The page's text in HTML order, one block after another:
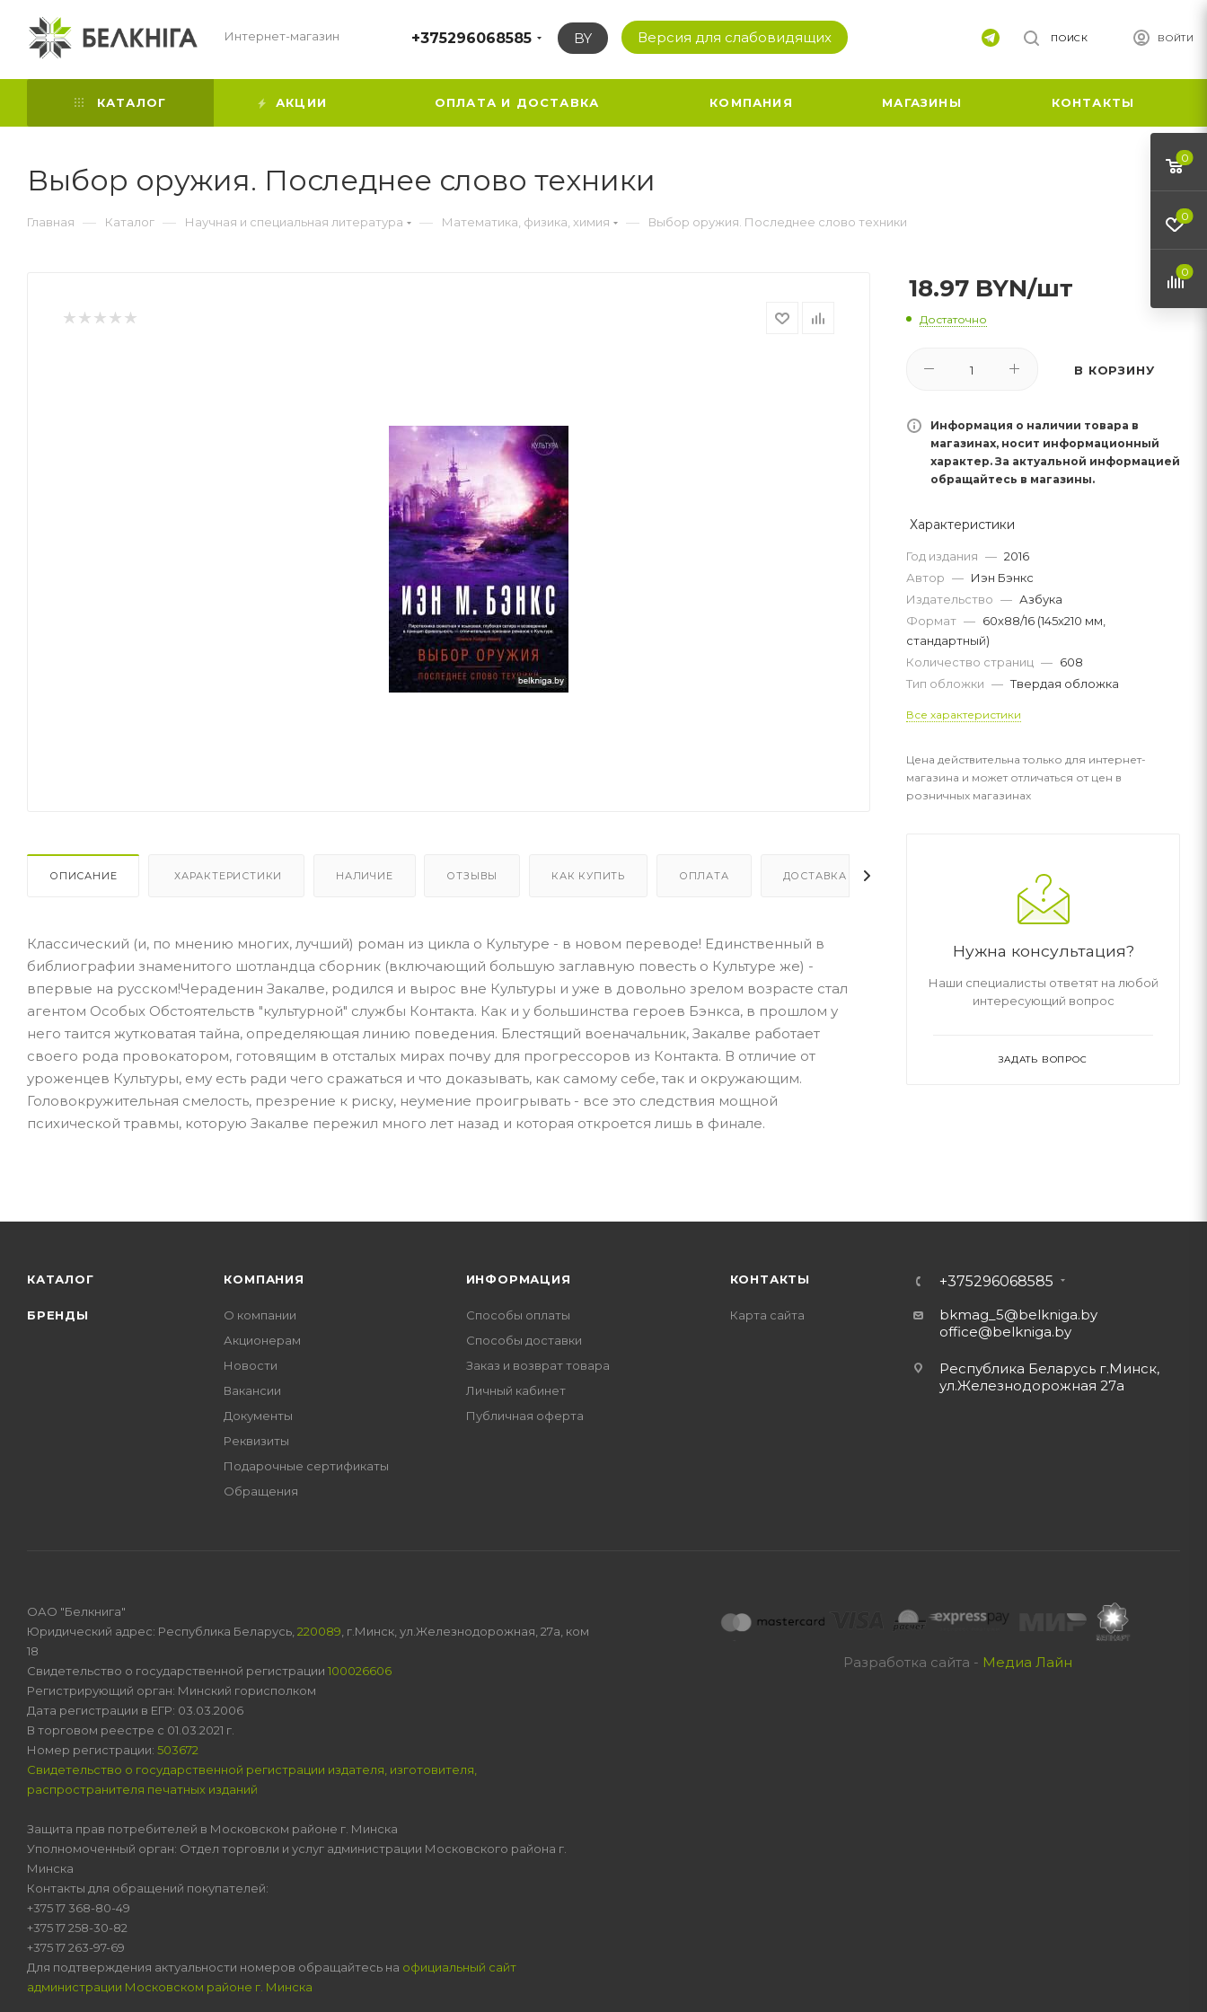
Интернет-магазин +375296068585 BY Версия для слабовидящих ВОЙТИ
ПОИСК
КАТАЛОГ АКЦИИ ОПЛАТА И ДОСТАВКА КОМПАНИЯ МАГАЗИНЫ КОНТАКТЫ
Выбор оружия. Последнее слово техники
Главная — Каталог — Научная и специальная литература — Математика, физика, химия — Выбор оружия. Последнее слово техники
ОПИСАНИЕ ХАРАКТЕРИСТИКИ НАЛИЧИЕ ОТЗЫВЫ КАК КУПИТЬ ОПЛАТА ДОСТАВКА
Классический (и, по мнению многих, лучший) роман из цикла о Культуре - в новом переводе! Единственный в
библиографии знаменитого шотландца сборник (включающий большую заглавную повесть о Культуре же) -
впервые на русском!Чераденин Закалве, родился и вырос вне Культуры и уже в довольно зрелом возрасте стал
агентом Особых Обстоятельств "культурной" службы Контакта. Как и у большинства героев Бэнкса, в прошлом у
него таится жутковатая тайна, определяющая линию поведения. Блестящий военачальник, Закалве работает
своего рода провокатором, готовящим в отсталых мирах почву для прогрессоров из Контакта. В отличие от
уроженцев Культуры, ему есть ради чего сражаться и что доказывать, как самому себе, так и окружающим.
Головокружительная смелость, презрение к риску, неумение проигрывать - все это следствия мощной
психической травмы, которую Закалве пережил много лет назад и которая откроется лишь в финале.
18.97 BYN/шт
Достаточно
В КОРЗИНУ
Информация о наличии товара в
магазинах, носит информационный
характер. За актуальной информацией
обращайтесь в магазины.
Характеристики
Год издания — 2016
Автор — Иэн Бэнкс
Издательство — Азбука
Формат — 60x88/16 (145x210 мм,
стандартный)
Количество страниц — 608
Тип обложки — Твердая обложка
Все характеристики
Цена действительна только для интернет-
магазина и может отличаться от цен в
розничных магазинах
Нужна консультация?
Наши специалисты ответят на любой
интересующий вопрос
ЗАДАТЬ ВОПРОС
КАТАЛОГ
БРЕНДЫ
КОМПАНИЯ
О компании
Акционерам
Новости
Вакансии
Документы
Реквизиты
Подарочные сертификаты
Обращения
ИНФОРМАЦИЯ
Способы оплаты
Способы доставки
Заказ и возврат товара
Личный кабинет
Публичная оферта
КОНТАКТЫ
Карта сайта
+375296068585
bkmag_5@belkniga.by
office@belkniga.by
Республика Беларусь г.Минск,
ул.Железнодорожная 27а
Разработка сайта - Медиа Лайн
ОАО "Белкнига"
Юридический адрес: Республика Беларусь, 220089 , г.Минск, ул.Железнодорожная, 27а, ком
18
Свидетельство о государственной регистрации 100026606
Регистрирующий орган: Минский горисполком
Дата регистрации в ЕГР: 03.03.2006
В торговом реестре с 01.03.2021 г.
Номер регистрации: 503672
Свидетельство о государственной регистрации издателя, изготовителя,
распространителя печатных изданий
Защита прав потребителей в Московском районе г. Минска
Уполномоченный орган: Отдел торговли и услуг администрации Московского района г.
Минска
Контакты для обращений покупателей:
+375 17 368-80-49
+375 17 258-30-82
+375 17 263-97-69
Для подтверждения актуальности номеров обращайтесь на официальный сайт
администрации Московском районе г. Минска
0
0
0